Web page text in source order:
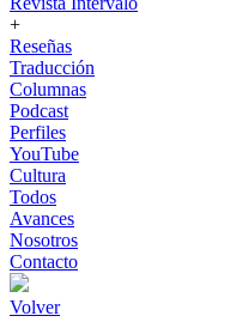
+
Reseñas
Traducción
Columnas
Podcast
Perfiles
YouTube
Cultura
Todos
Avances
Nosotros
Contacto
Volver